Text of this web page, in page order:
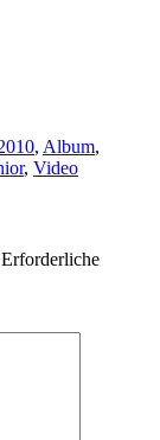
, Album,
, Video
Erforderliche